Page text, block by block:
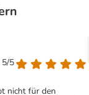
5/5
nicht für den